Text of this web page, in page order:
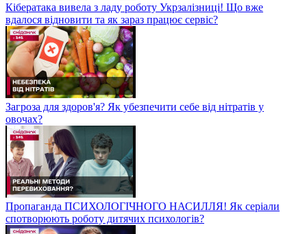
Кібератака вивела з ладу роботу Укрзалізниці! Що вже
вдалося відновити та як зараз працює сервіс?
Загроза для здоров'я? Як убезпечити себе від нітратів у
овочах?
Пропаганда ПСИХОЛОГІЧНОГО НАСИЛЛЯ! Як серіали
спотворюють роботу дитячих психологів?